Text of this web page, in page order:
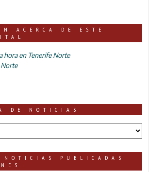
ACERCA DE ESTE
hora en Tenerife Norte
DE NOTICIAS
NOTICIAS PUBLICADAS